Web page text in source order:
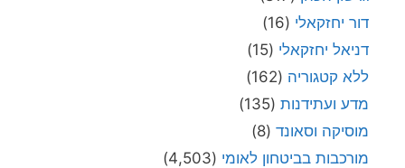
דור יחזקאלי (16)
דניאל יחזקאלי (15)
ללא קטגוריה (162)
מדע ועתידנות (135)
מוסיקה וסאונד (8)
מורכבות בביטחון לאומי (4,503)